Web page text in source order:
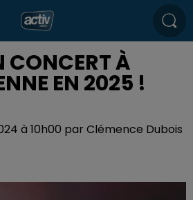
CONCERT À
EN 2025 !
à 10h00 par Clémence Dubois